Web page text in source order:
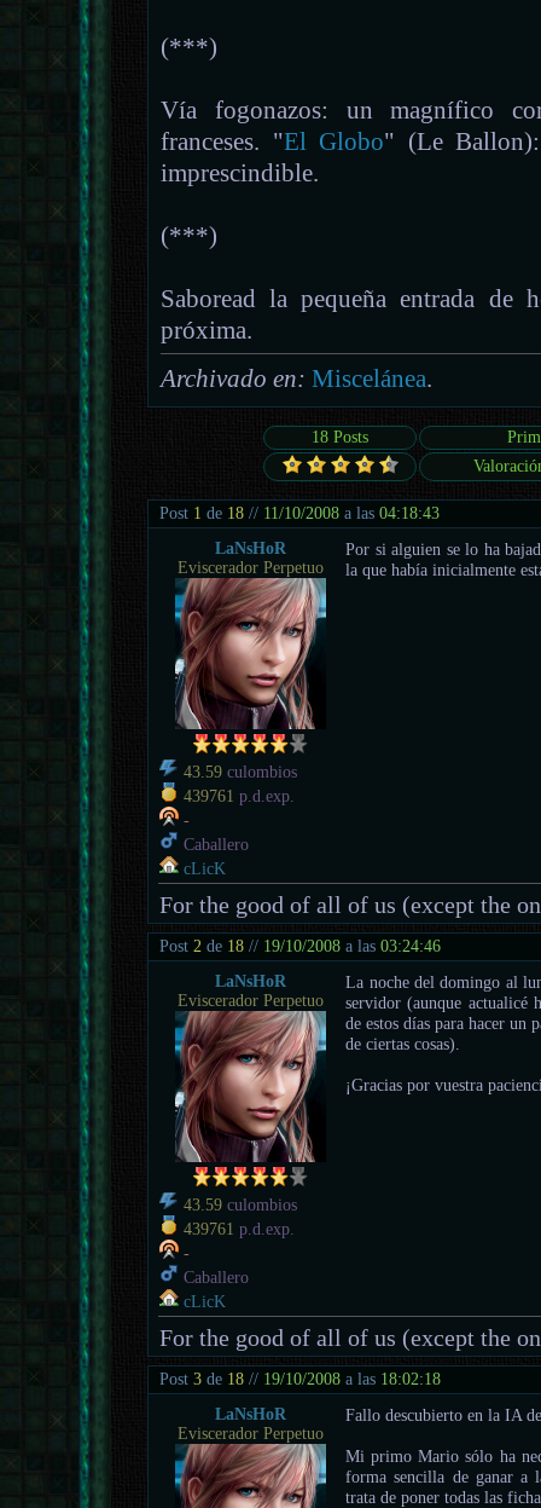
(***)
Vía fogonazos: un magnífico
franceses. "El Globo" (Le
imprescindible.
(***)
Saboread la pequeña entrada de
próxima.
Archivado en: Miscelánea.
18 Posts
Post 1 de 18 // 11/10/2008 a las04:18:43
LaNsHoR
Eviscerador Perpetuo
43.59 culombios
439761 p.d.exp.
-
Caballero
cLicK
Por si alguien se lo ha
la que había inicialmente
For the good of all of us (except the
Post2 de 18 // 19/10/2008 a las03:24:46
LaNsHoR
Eviscerador Perpetuo
43.59 culombios
439761 p.d.exp.
-
Caballero
cLicK
La noche del domingo al
servidor (aunque actualicé
de estos días para hacer un
de ciertas cosas).
¡Gracias por vuestra
For the good of all of us (except the
Post3 de 18 // 19/10/2008 a las 18:02:18
LaNsHoR
Eviscerador Perpetuo
Fallo descubierto en la IA
Mi primo Mario sólo ha
forma sencilla de ganar a
trata de poner todas las